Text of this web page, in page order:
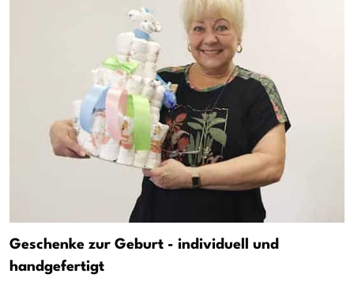
Geschenke zur Geburt - individuell und
handgefertigt